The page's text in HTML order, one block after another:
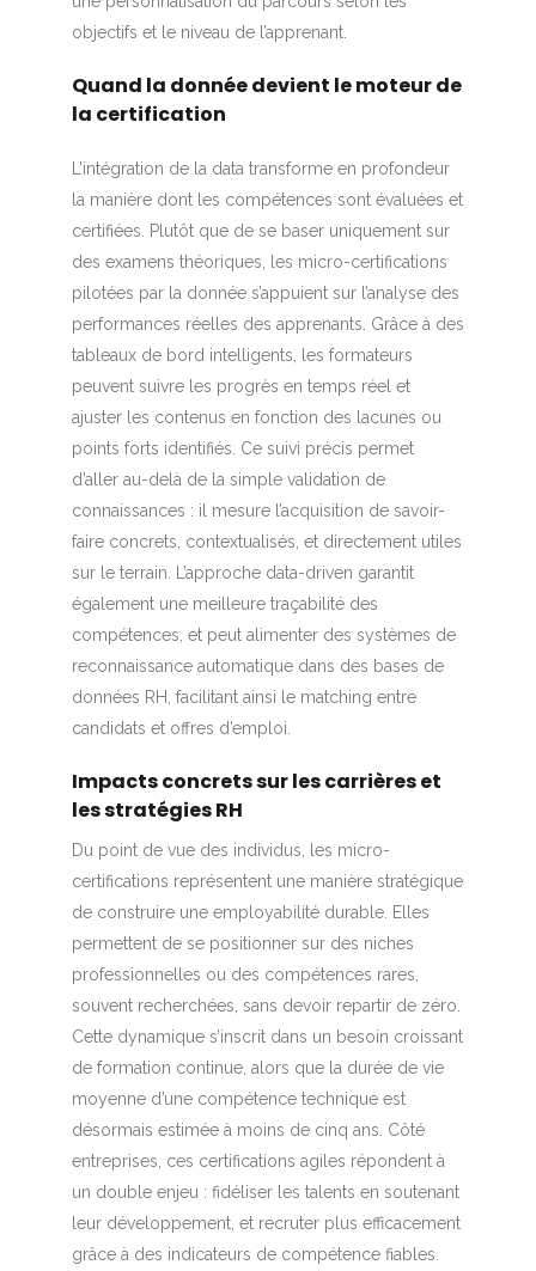
objectifs et le niveau de l’apprenant.
Quand la donnée devient le moteur de
la certification
L’intégration de la data transforme en profondeur
la manière dont les compétences sont évaluées et
certifiées. Plutôt que de se baser uniquement sur
des examens théoriques, les micro-certifications
pilotées par la donnée s’appuient sur l’analyse des
performances réelles des apprenants. Grâce à des
tableaux de bord intelligents, les formateurs
peuvent suivre les progrès en temps réel et
ajuster les contenus en fonction des lacunes ou
points forts identifiés. Ce suivi précis permet
d’aller au-delà de la simple validation de
connaissances : il mesure l’acquisition de savoir-
faire concrets, contextualisés, et directement utiles
sur le terrain. L’approche data-driven garantit
également une meilleure traçabilité des
compétences, et peut alimenter des systèmes de
reconnaissance automatique dans des bases de
données RH, facilitant ainsi le matching entre
candidats et offres d’emploi.
Impacts concrets sur les carrières et
les stratégies RH
Du point de vue des individus, les micro-
certifications représentent une manière stratégique
de construire une employabilité durable. Elles
permettent de se positionner sur des niches
professionnelles ou des compétences rares,
souvent recherchées, sans devoir repartir de zéro.
Cette dynamique s’inscrit dans un besoin croissant
de formation continue, alors que la durée de vie
moyenne d’une compétence technique est
désormais estimée à moins de cinq ans. Côté
entreprises, ces certifications agiles répondent à
un double enjeu : fidéliser les talents en soutenant
leur développement, et recruter plus efficacement
grâce à des indicateurs de compétence fiables.